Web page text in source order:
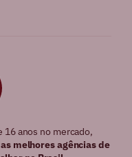
16 anos no mercado,
melhores agências de